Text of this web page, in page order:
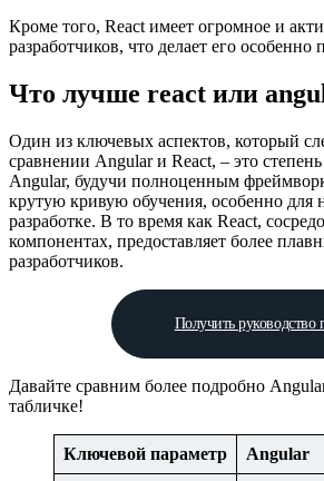
Кроме того, React имеет огромное и
разработчиков, что делает его особенно
Что лучше react или
Один из ключевых аспектов, который
сравнении Angular и React, – это
Angular, будучи полноценным
крутую кривую обучения, особенно для
разработке. В то время как React,
компонентах, предоставляет более
разработчиков.
Получить
Давайте сравним более подробно
табличке!
Ключевой параметр Angular